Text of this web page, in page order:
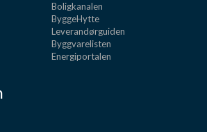
Boligkanalen
ByggeHytte
Leverandørguiden
Byggvarelisten
Energiportalen